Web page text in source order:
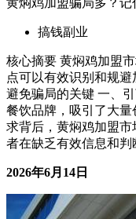
黄焖鸡加盟骗局多？记
搞钱副业
核心摘要 黄焖鸡加盟
点可以有效识别和规
避免骗局的关键 一、
餐饮品牌，吸引了大
求背后，黄焖鸡加盟市
者在缺乏有效信息和判
2026年6月14日